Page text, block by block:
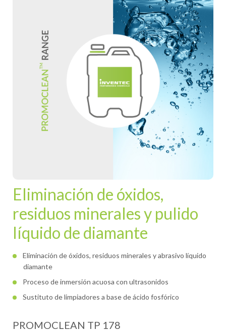
Eliminación de óxidos,
residuos minerales y pulido
líquido de diamante
Eliminación de óxidos, residuos minerales y abrasivo líquido
diamante
Proceso de inmersión acuosa con ultrasonidos
Sustituto de limpiadores a base de ácido fosfórico
PROMOCLEAN TP 178